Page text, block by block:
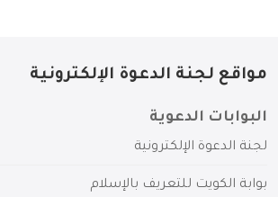
مواقع لجنة الدعوة الإلكترونية
البوابات الدعوية
لجنة الدعوة الإلكترونية
بوابة الكويت للتعريف بالإسلام